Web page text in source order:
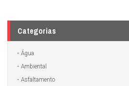
Categorias
Água
Ambiental
Asfaltamento